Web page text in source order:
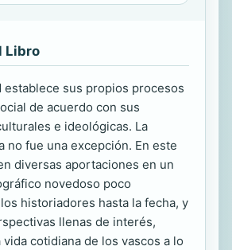
Libro
establece sus propios procesos
de acuerdo con sus
e ideológicas. La
no fue una excepción. En este
diversas aportaciones en un
novedoso poco
historiadores hasta la fecha, y
llenas de interés,
cotidiana de los vascos a lo